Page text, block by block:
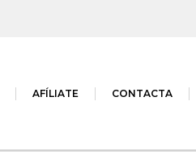
AFÍLIATE CONTACTA